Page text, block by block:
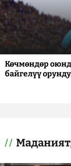
Көчмөндөр
байгелүү